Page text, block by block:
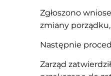
Zgłoszono
zmiany
Następnie
Zarząd